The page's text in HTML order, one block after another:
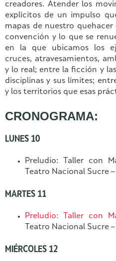
creadores. Atender los
explícitos de un impulso
mapas de nuestro
convención y lo que se
en la que ubicamos los
cruces, atravesamientos,
y lo real; entre la ficción y
disciplinas y sus límites;
y los territorios que esas
CRONOGRAMA:
LUNES 10
Preludio: Taller con
Teatro Nacional Sucre
MARTES 11
Preludio: Taller con
Teatro Nacional Sucre
MIÉRCOLES 12